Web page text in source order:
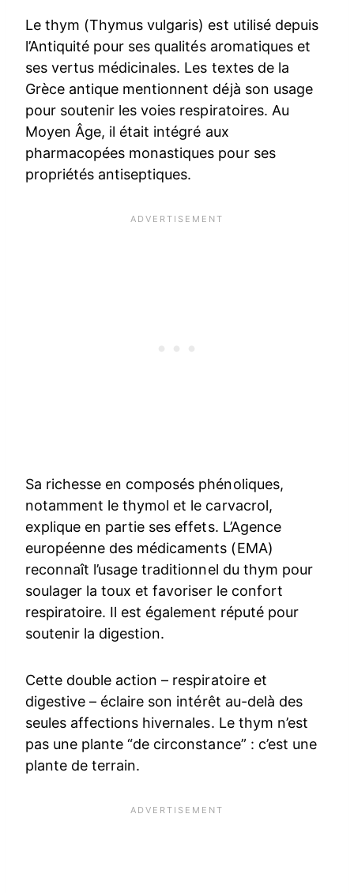
Le thym (Thymus vulgaris) est utilisé depuis
l’Antiquité pour ses qualités aromatiques et
ses vertus médicinales. Les textes de la
Grèce antique mentionnent déjà son usage
pour soutenir les voies respiratoires. Au
Moyen Âge, il était intégré aux
pharmacopées monastiques pour ses
propriétés antiseptiques.
Sa richesse en composés phénoliques,
notamment le thymol et le carvacrol,
explique en partie ses effets. L’Agence
européenne des médicaments (EMA)
reconnaît l’usage traditionnel du thym pour
soulager la toux et favoriser le confort
respiratoire. Il est également réputé pour
soutenir la digestion.
Cette double action – respiratoire et
digestive – éclaire son intérêt au-delà des
seules affections hivernales. Le thym n’est
pas une plante “de circonstance” : c’est une
plante de terrain.